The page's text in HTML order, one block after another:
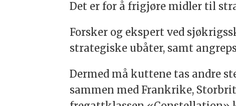
Det er for å frigjøre midler til
Forsker og ekspert ved
strategiske ubåter, samt
Dermed må kuttene tas andre
sammen med Frankrike,